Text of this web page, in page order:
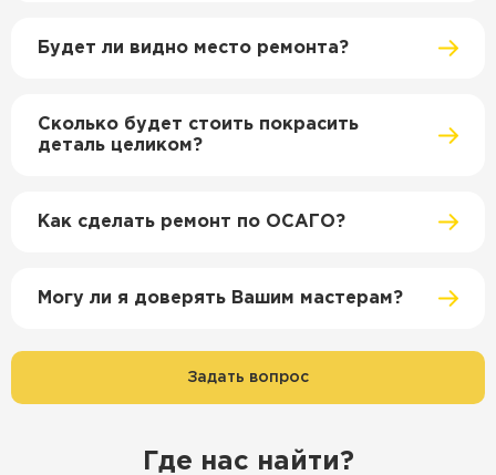
Будет ли видно место ремонта?
Сколько будет стоить покрасить
деталь целиком?
Как сделать ремонт по ОСАГО?
Могу ли я доверять Вашим мастерам?
Задать вопрос
Где нас найти?